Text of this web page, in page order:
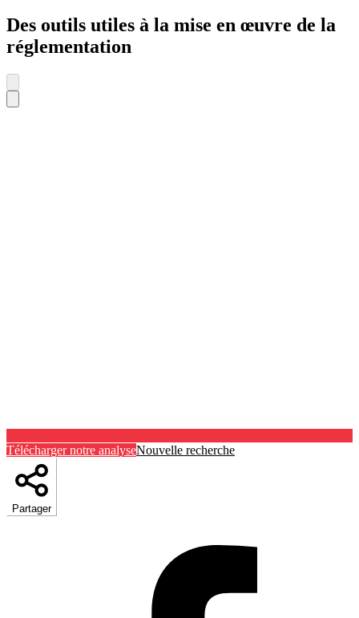
Des outils utiles à la mise en œuvre de la
réglementation
Télécharger notre analyseNouvelle recherche
Partager